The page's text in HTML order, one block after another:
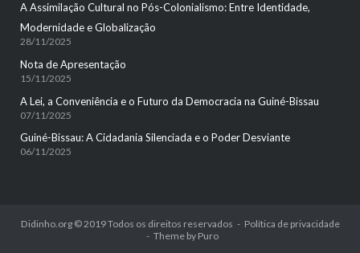
A Assimilação Cultural no Pós-Colonialismo: Entre Identidade,
Modernidade e Globalização
28/11/2025
Nota de Apresentação
15/11/2025
A Lei, a Conveniência e o Futuro da Democracia na Guiné-Bissau
07/11/2025
Guiné-Bissau: A Cidadania Silenciada e o Poder Desviante
06/11/2025
Didinho.org © 2019 Todos os direitos reservados
Política de privacidade
Theme by Puro